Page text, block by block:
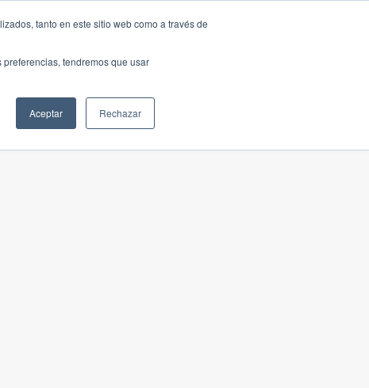
tanto en este sitio web como a través de
tendremos que usar
Aceptar Rechazar